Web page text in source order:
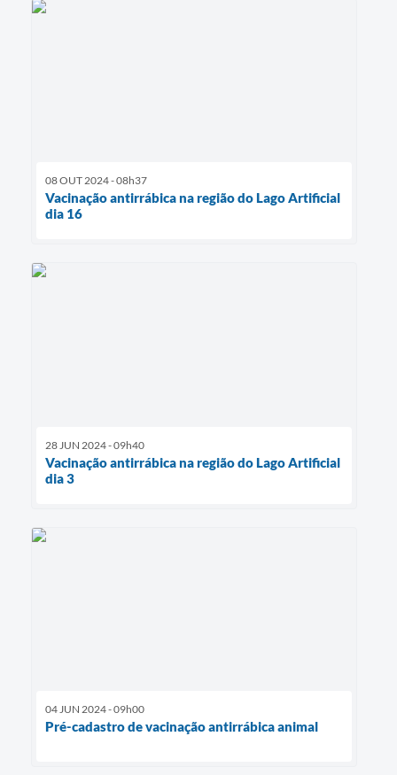
08 OUT 2024 - 08h37
Vacinação antirrábica na região do Lago Artificial
dia 16
28 JUN 2024 - 09h40
Vacinação antirrábica na região do Lago Artificial
dia 3
04 JUN 2024 - 09h00
Pré-cadastro de vacinação antirrábica animal